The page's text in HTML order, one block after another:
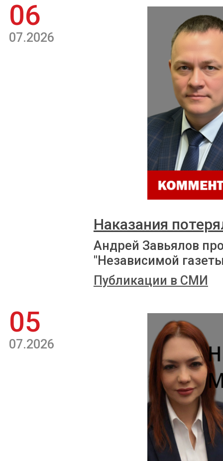
06
07.2026
Наказания
Андрей Завьялов
"Независимой
Публикации в СМИ
05
07.2026